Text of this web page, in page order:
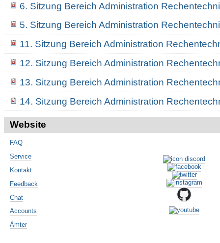
6. Sitzung Bereich Administration
5. Sitzung Bereich Administration
11. Sitzung Bereich Administration
12. Sitzung Bereich Administration
13. Sitzung Bereich Administration
14. Sitzung Bereich Administration
Website
FAQ
Service
Kontakt
Feedback
Chat
Accounts
Ämter